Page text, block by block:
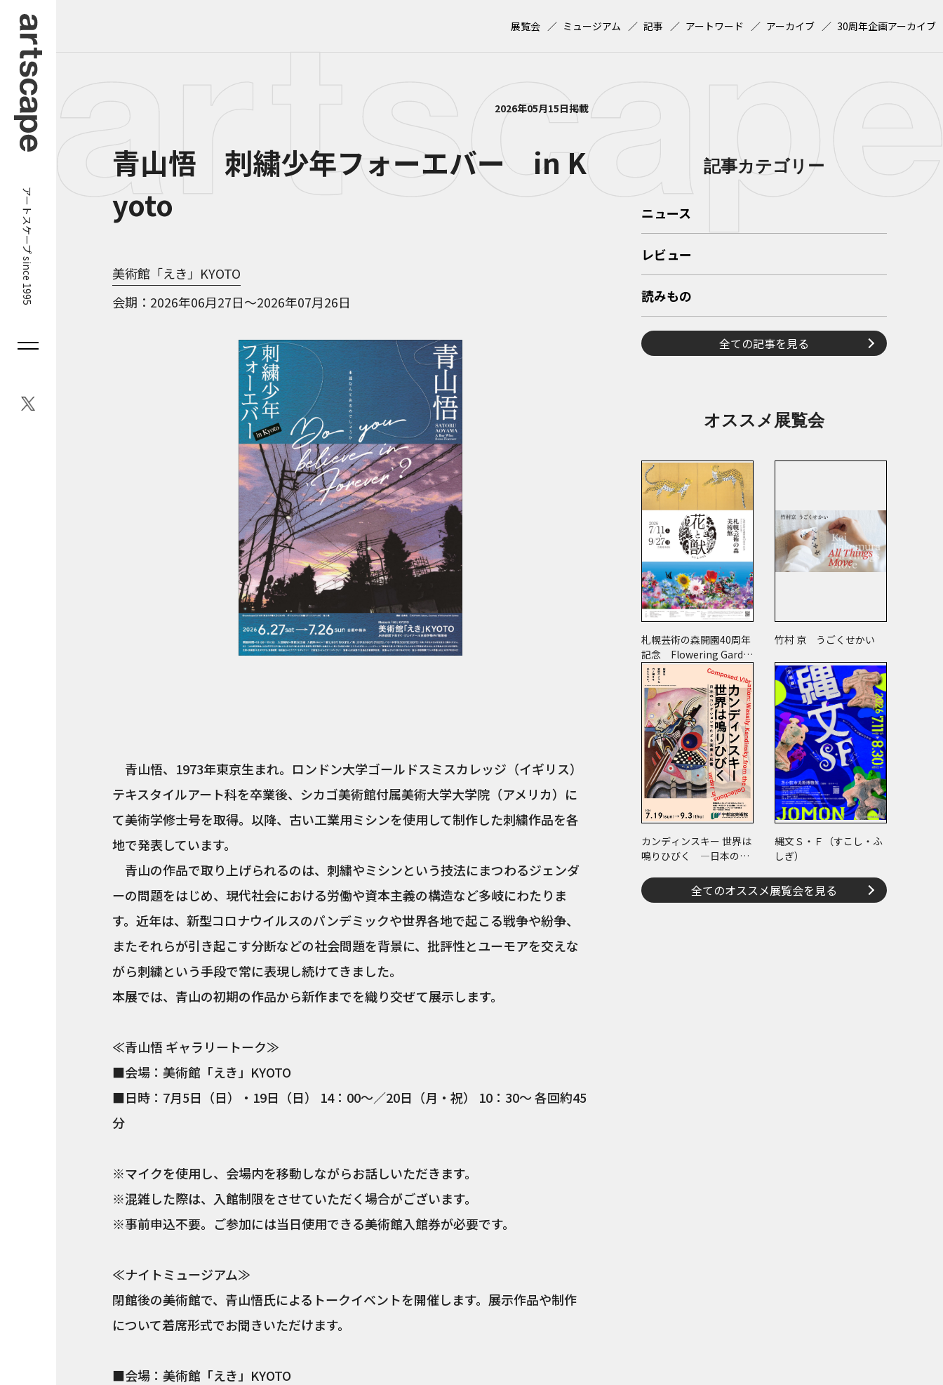
アートスケープ since 1995
展覧会 ミュージアム 記事 アートワード アーカイブ 30周年企画アーカイブ
2026年05月15日掲載
青山悟 刺繍少年フォーエバー in K
yoto
美術館「えき」KYOTO
会期
2026年06月27日～2026年07月26日
《Foundscape(2018年 東京の夕暮れ)》2024年 ポリエステルに刺繍(ポリ
島径 ©︎AOYAMA Satoru, Courtesy of Mizuma Art Gallery
青山悟、1973年東京生まれ。ロンドン大学ゴールドスミスカレッジ（イギリス）
テキスタイルアート科を卒業後、シカゴ美術館付属美術大学大学院（アメリカ）に
て美術学修士号を取得。以降、古い工業用ミシンを使用して制作した刺繍作品を各
地で発表しています。
青山の作品で取り上げられるのは、刺繍やミシンという技法にまつわるジェンダ
ーの問題をはじめ、現代社会における労働や資本主義の構造など多岐にわたりま
す。近年は、新型コロナウイルスのパンデミックや世界各地で起こる戦争や紛争、
またそれらが引き起こす分断などの社会問題を背景に、批評性とユーモアを交えな
がら刺繍という手段で常に表現し続けてきました。
本展では、青山の初期の作品から新作までを織り交ぜて展示します。
≪青山悟 ギャラリートーク≫
■会場：美術館「えき」KYOTO
■日時：7月5日（日）・19日（日） 14：00～／20日（月・祝） 10：30～ 各回約45
分
※マイクを使用し、会場内を移動しながらお話しいただきます。
※混雑した際は、入館制限をさせていただく場合がございます。
※事前申込不要。ご参加には当日使用できる美術館入館券が必要です。
≪ナイトミュージアム≫
閉館後の美術館で、青山悟氏によるトークイベントを開催します。展示作品や制作
について着席形式でお聞きいただけます。
■会場：美術館「えき」KYOTO
記事カテゴリー
ニュース
レビュー
読みもの
全ての記事を見る
オススメ展覧会
札幌芸術の森開園40周年
記念 Flowering Garde
n 花と獣 いろとかた
ち
竹村 京 うごくせかい
カンディンスキー 世界は
鳴りひびく ―日本のコ
と反響―
縄文Ｓ・Ｆ（すこし・ふ
しぎ）
全てのオススメ展覧会を見る